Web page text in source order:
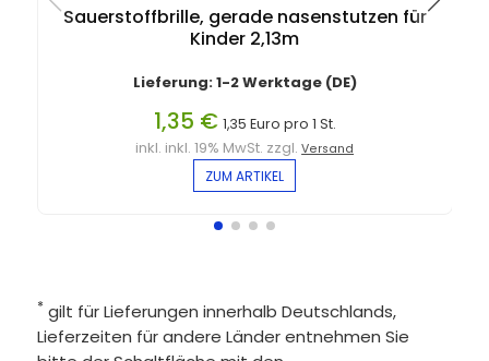
Sauerstoffbrille, gerade nasenstutzen für
Kinder 2,13m
Lieferung: 1-2 Werktage (DE)
1,35 € 1,35 Euro pro 1 St.
inkl. inkl. 19% MwSt. zzgl.Versand
ZUM ARTIKEL
* gilt für Lieferungen innerhalb Deutschlands,
Lieferzeiten für andere Länder entnehmen Sie